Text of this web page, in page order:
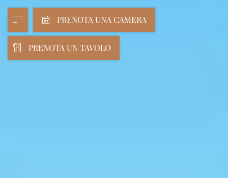
PRENOTA UNA CAMERA
PRENOTA UN TAVOLO